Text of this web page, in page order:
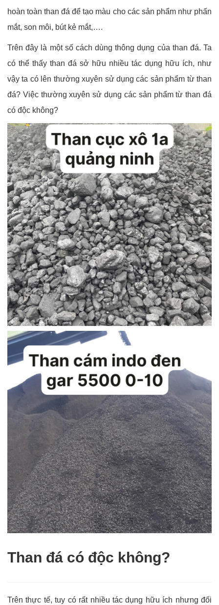
hoàn toàn than đá để tạo màu cho các sản phẩm như phấn
mắt, son môi, bút kẻ mắt,….
Trên đây là một số cách dùng thông dụng của than đá. Ta
có thể thấy than đá sở hữu nhiều tác dụng hữu ích, như
vậy ta có lên thường xuyên sử dụng các sản phẩm từ than
đá? Việc thường xuyên sử dụng các sản phẩm từ than đá
có độc không?
Than đá có độc không?
Trên thực tế, tuy có rất nhiều tác dụng hữu ích nhưng đối